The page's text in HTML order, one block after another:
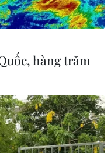
sa
hàng trăm